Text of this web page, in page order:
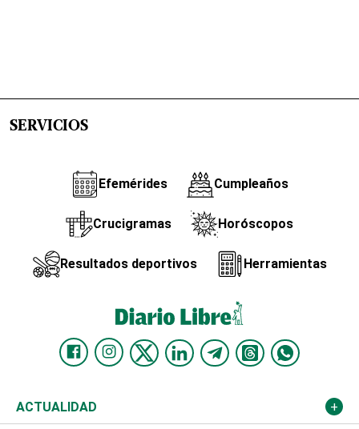
SERVICIOS
Efemérides Cumpleaños
Crucigramas Horóscopos
Resultados deportivos Herramientas
ACTUALIDAD